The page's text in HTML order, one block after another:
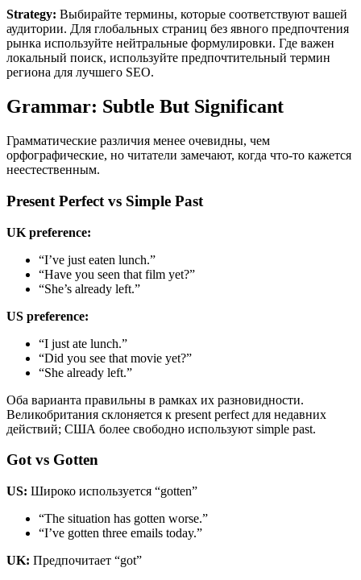
Strategy: Выбирайте термины, которые соответствуют вашей
аудитории. Для глобальных страниц без явного предпочтения
рынка используйте нейтральные формулировки. Где важен
локальный поиск, используйте предпочтительный термин
региона для лучшего SEO.
Grammar: Subtle But Significant
Грамматические различия менее очевидны, чем
орфографические, но читатели замечают, когда что-то кажется
неестественным.
Present Perfect vs Simple Past
UK preference:
“I’ve just eaten lunch.”
“Have you seen that film yet?”
“She’s already left.”
US preference:
“I just ate lunch.”
“Did you see that movie yet?”
“She already left.”
Оба варианта правильны в рамках их разновидности.
Великобритания склоняется к present perfect для недавних
действий; США более свободно используют simple past.
Got vs Gotten
US: Широко используется “gotten”
“The situation has gotten worse.”
“I’ve gotten three emails today.”
UK: Предпочитает “got”